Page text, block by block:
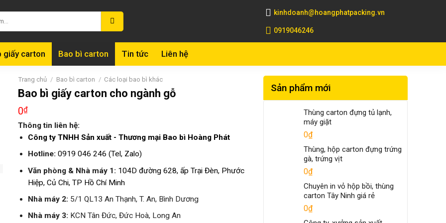
kinhdoanh@hoangphatpacking.vn
0919046246
giấy carton Bao bì carton Tin tức Liên hệ
Trang chủ / Bao bì carton / Các loại bao bì khác
Bao bì giấy carton cho ngành gỗ
0₫
Thông tin liên hệ:
Công ty TNHH Sản xuất - Thương mại Bao bì Hoàng Phát
Hotline: 0919 046 246 (Tel, Zalo)
Văn phòng & Nhà máy 1: 104D đường 628, ấp Trại Đèn, Phước
Hiệp, Củ Chi, TP Hồ Chí Minh
Nhà máy 2: 5/1 QL13 An Thạnh, T. An, Bình Dương
Nhà máy 3: KCN Tân Đức, Đức Hoà, Long An
Sản phẩm mới
Thùng carton đựng tủ lạnh,
máy giặt
0₫
Thùng, hộp carton đựng trứng
gà, trứng vịt
0₫
Chuyên in vỏ hộp bồi, thùng
carton Tây Ninh giá rẻ
0₫